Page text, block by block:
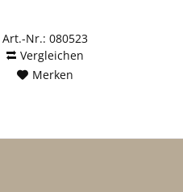
Art.-Nr.: 080523
Vergleichen
Merken